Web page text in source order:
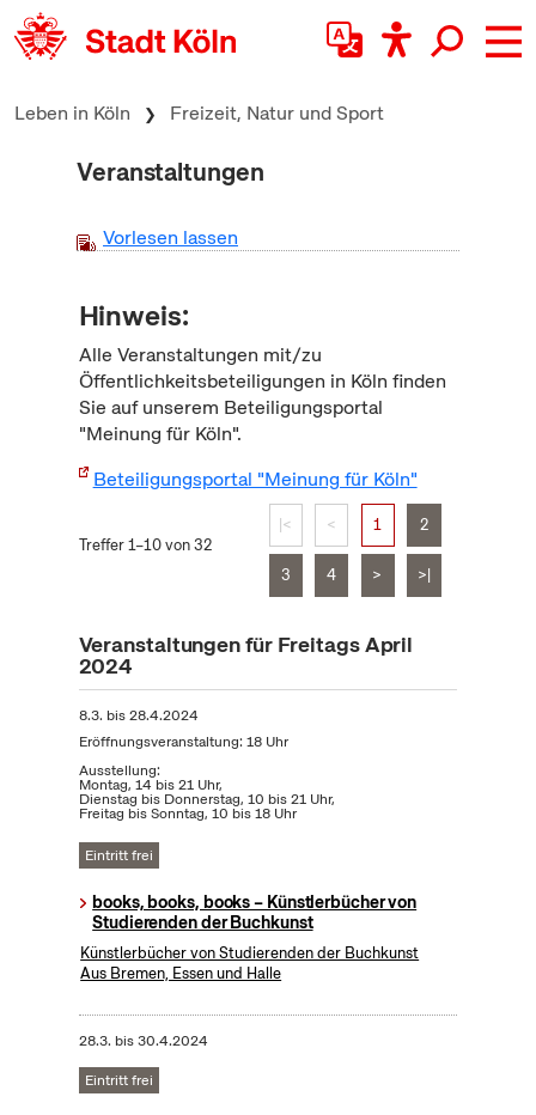
zum Inhalt springen
Leben in Köln Freizeit, Natur und Sport
Veranstaltungen
Vorlesen lassen
Hinweis:
Alle Veranstaltungen mit/zu
Öffentlichkeitsbeteiligungen in Köln finden
Sie auf unserem Beteiligungsportal
"Meinung für Köln".
Beteiligungsportal "Meinung für Köln"
Treffer 1–10 von 32
|< < 1 2
3 4 > >|
Veranstaltungen für Freitags April
2024
8.3. bis28.4.2024
Eröffnungsveranstaltung: 18 Uhr
Ausstellung:
Montag, 14 bis 21 Uhr,
Dienstag bis Donnerstag, 10 bis 21 Uhr,
Freitag bis Sonntag, 10 bis 18 Uhr
Eintritt frei
books, books, books – Künstlerbücher von
Studierenden der Buchkunst
Künstlerbücher von Studierenden der Buchkunst
Aus Bremen, Essen und Halle
28.3. bis30.4.2024
Eintritt frei